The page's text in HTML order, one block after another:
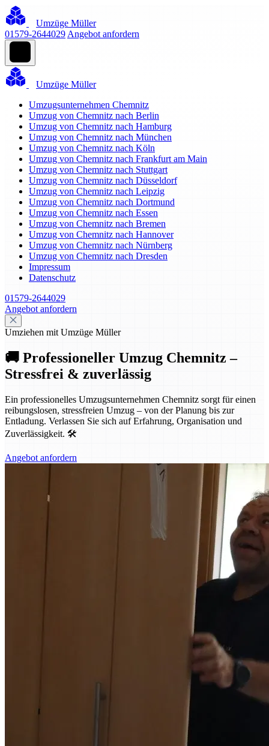
Umzüge Müller
01579-2644029 Angebot anfordern
Umzüge Müller
Umzugsunternehmen Chemnitz
Umzug von Chemnitz nach Berlin
Umzug von Chemnitz nach Hamburg
Umzug von Chemnitz nach München
Umzug von Chemnitz nach Köln
Umzug von Chemnitz nach Frankfurt am Main
Umzug von Chemnitz nach Stuttgart
Umzug von Chemnitz nach Düsseldorf
Umzug von Chemnitz nach Leipzig
Umzug von Chemnitz nach Dortmund
Umzug von Chemnitz nach Essen
Umzug von Chemnitz nach Bremen
Umzug von Chemnitz nach Hannover
Umzug von Chemnitz nach Nürnberg
Umzug von Chemnitz nach Dresden
Impressum
Datenschutz
01579-2644029
Angebot anfordern
Umziehen mit Umzüge Müller
🚚 Professioneller Umzug Chemnitz –
Stressfrei & zuverlässig
Ein professionelles Umzugsunternehmen Chemnitz sorgt für einen
reibungslosen, stressfreien Umzug – von der Planung bis zur
Entladung. Verlassen Sie sich auf Erfahrung, Organisation und
Zuverlässigkeit. 🛠️
Angebot anfordern